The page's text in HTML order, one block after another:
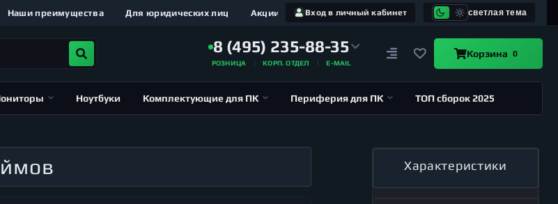
Вход в личный кабинет светлая тема
Наши преимущества Для юридических лиц Акции
8 (495) 235-88-35
РОЗНИЦА КОРП. ОТДЕЛ E-MAIL
Корзина 0
Ноутбуки Комплектующие для ПК Периферия для ПК ТОП сборок 2025
Характеристики